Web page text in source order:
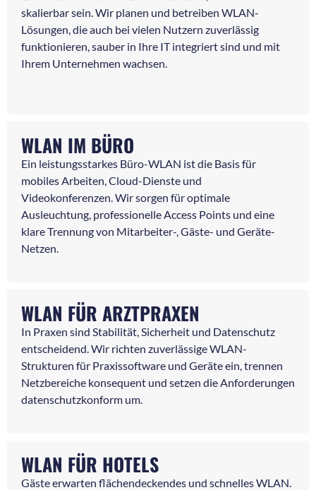
skalierbar sein. Wir planen und betreiben WLAN-
Lösungen, die auch bei vielen Nutzern zuverlässig
funktionieren, sauber in Ihre IT integriert sind und mit
Ihrem Unternehmen wachsen.
WLAN IM BÜRO
Ein leistungsstarkes Büro-WLAN ist die Basis für
mobiles Arbeiten, Cloud-Dienste und
Videokonferenzen. Wir sorgen für optimale
Ausleuchtung, professionelle Access Points und eine
klare Trennung von Mitarbeiter-, Gäste- und Geräte-
Netzen.
WLAN FÜR ARZTPRAXEN
In Praxen sind Stabilität, Sicherheit und Datenschutz
entscheidend. Wir richten zuverlässige WLAN-
Strukturen für Praxissoftware und Geräte ein, trennen
Netzbereiche konsequent und setzen die Anforderungen
datenschutzkonform um.
WLAN FÜR HOTELS
Gäste erwarten flächendeckendes und schnelles WLAN.